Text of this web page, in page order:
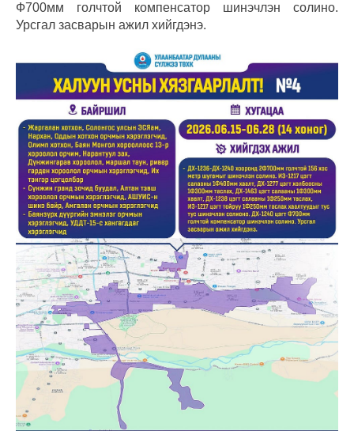
Ф700мм голчтой компенсатор шинэчлэн солино.
Урсгал засварын ажил хийгдэнэ.